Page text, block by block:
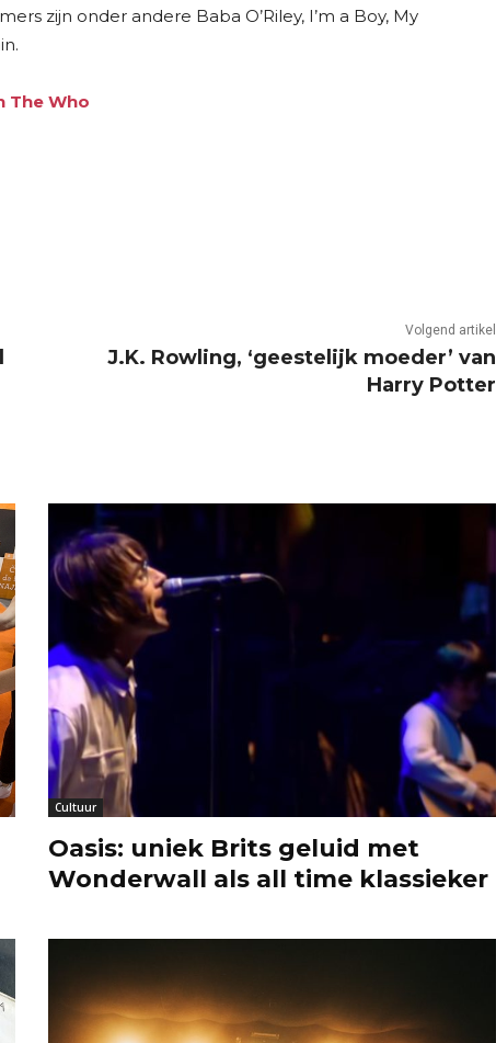
zijn onder andere Baba O’Riley, I’m a Boy, My
The Who
Volgend artikel
J.K. Rowling, ‘geestelijk moeder’ van
Harry Potter
Cultuur
Oasis: uniek Brits geluid met
Wonderwall als all time klassieker